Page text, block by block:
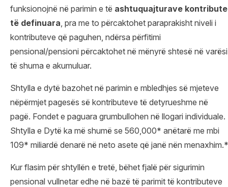
funksionojnë në parimin e të ashtuquajturave kontribute
të definuara , pra me to përcaktohet paraprakisht niveli i
kontributeve që paguhen, ndërsa përfitimi
pensional/pensioni përcaktohet në mënyrë shtesë në varësi
të shuma e akumuluar.
Shtylla e dytë bazohet në parimin e mbledhjes së mjeteve
nëpërmjet pagesës së kontributeve të detyrueshme në
pagë. Fondet e paguara grumbullohen në llogari individuale.
Shtylla e Dytë ka më shumë se 560,000* anëtarë me mbi
109* miliardë denarë në neto asete që janë nën menaxhim.*
Kur flasim për shtyllën e tretë, bëhet fjalë për sigurimin
pensional vullnetar edhe në bazë të parimit të kontributeve